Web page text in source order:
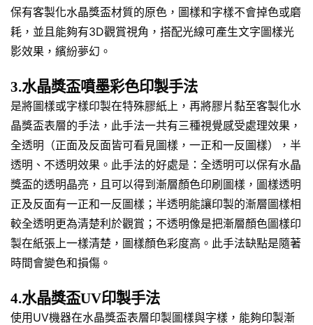
保有客製化水晶獎盃材質的原色，圖樣和字樣不會掉色或磨
耗，並且能夠有3D觀賞視角，搭配光線可產生文字圖樣光
影效果，繽紛夢幻。
3.水晶獎盃噴墨彩色印製手法
是將圖樣或字樣印製在特殊膠紙上，再將膠片黏至客製化水
晶獎盃表層的手法，此手法一共有三種視覺感受處理效果，
全透明（正面及反面皆可看見圖樣，一正和一反圖樣），半
透明、不透明效果。此手法的好處是：全透明可以保有水晶
獎盃的透明晶亮，且可以得到漸層顏色印刷圖樣，圖樣透明
正及反面有一正和一反圖樣；半透明能讓印製的漸層圖樣相
較全透明更為清楚利於觀賞；不透明像是把漸層顏色圖樣印
製在紙張上一樣清楚，圖樣顏色彩度高。此手法缺點是隨著
時間會變色和損傷。
4.水晶獎盃UV印製手法
使用UV機器在水晶獎盃表層印製圖樣與字樣，能夠印製漸